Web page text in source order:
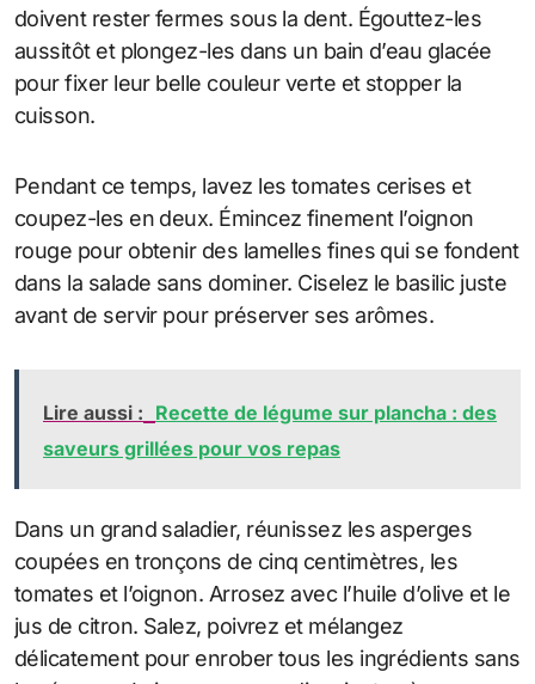
doivent rester fermes sous la dent. Égouttez-les
aussitôt et plongez-les dans un bain d’eau glacée
pour fixer leur belle couleur verte et stopper la
cuisson.
Pendant ce temps, lavez les tomates cerises et
coupez-les en deux. Émincez finement l’oignon
rouge pour obtenir des lamelles fines qui se fondent
dans la salade sans dominer. Ciselez le basilic juste
avant de servir pour préserver ses arômes.
Lire aussi : Recette de légume sur plancha : des
saveurs grillées pour vos repas
Dans un grand saladier, réunissez les asperges
coupées en tronçons de cinq centimètres, les
tomates et l’oignon. Arrosez avec l’huile d’olive et le
jus de citron. Salez, poivrez et mélangez
délicatement pour enrober tous les ingrédients sans